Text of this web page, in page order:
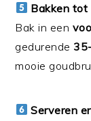
Bakken tot
Bak in een
gedurende
mooie
Serveren